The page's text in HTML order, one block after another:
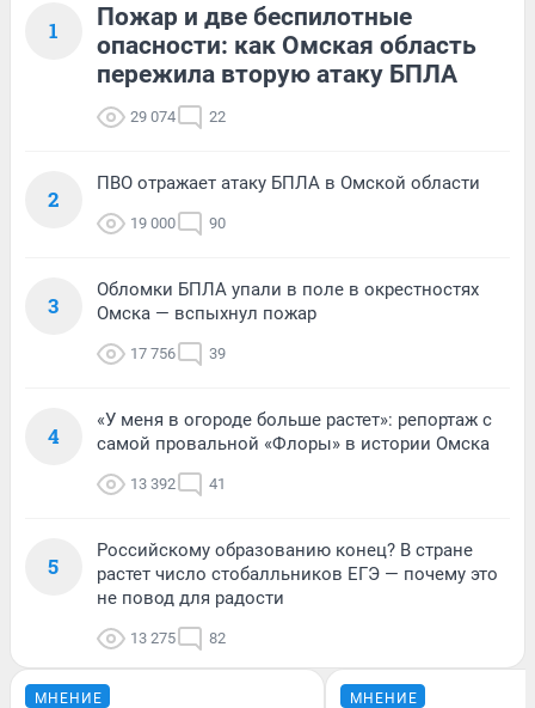
1
Пожар и две беспилотные
опасности: как Омская область
пережила вторую атаку БПЛА
29 074 22
2
ПВО отражает атаку БПЛА в Омской области
19 000 90
3
Обломки БПЛА упали в поле в окрестностях
Омска — вспыхнул пожар
17 756 39
4
«У меня в огороде больше растет»: репортаж с
самой провальной «Флоры» в истории Омска
13 392 41
5
Российскому образованию конец? В стране
растет число стобалльников ЕГЭ — почему это
не повод для радости
13 275 82
МНЕНИЕ МНЕНИЕ